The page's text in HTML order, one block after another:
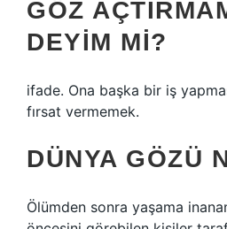
GÖZ
DEYIM MI?
ifade. Ona başka bir iş
fırsat vermemek.
DÜNYA GÖZÜ
Ölümden sonra yaşama